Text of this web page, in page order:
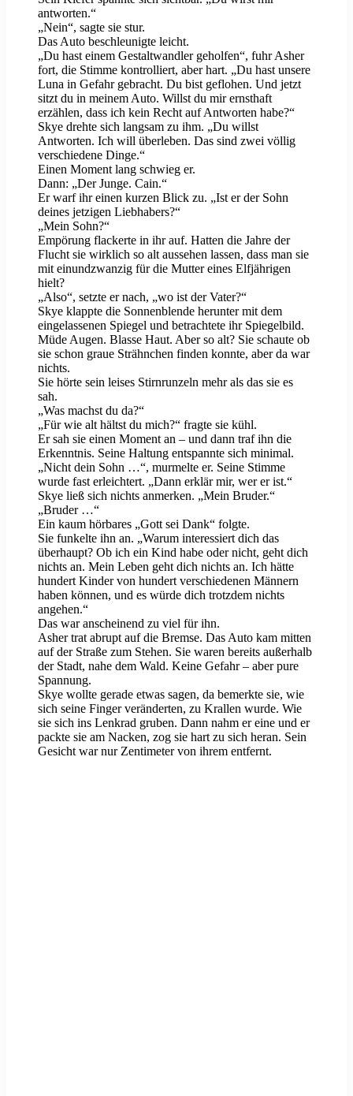
antworten.“
„Nein“, sagte sie stur.
Das Auto beschleunigte leicht.
„Du hast einem Gestaltwandler geholfen“, fuhr Asher
fort, die Stimme kontrolliert, aber hart. „Du hast unsere
Luna in Gefahr gebracht. Du bist geflohen. Und jetzt
sitzt du in meinem Auto. Willst du mir ernsthaft
erzählen, dass ich kein Recht auf Antworten habe?“
Skye drehte sich langsam zu ihm. „Du willst
Antworten. Ich will überleben. Das sind zwei völlig
verschiedene Dinge.“
Einen Moment lang schwieg er.
Dann: „Der Junge. Cain.“
Er warf ihr einen kurzen Blick zu. „Ist er der Sohn
deines jetzigen Liebhabers?“
„Mein Sohn?“
Empörung flackerte in ihr auf. Hatten die Jahre der
Flucht sie wirklich so alt aussehen lassen, dass man sie
mit einundzwanzig für die Mutter eines Elfjährigen
hielt?
„Also“, setzte er nach, „wo ist der Vater?“
Skye klappte die Sonnenblende herunter mit dem
eingelassenen Spiegel und betrachtete ihr Spiegelbild.
Müde Augen. Blasse Haut. Aber so alt? Sie schaute ob
sie schon graue Strähnchen finden konnte, aber da war
nichts.
Sie hörte sein leises Stirnrunzeln mehr als das sie es
sah.
„Was machst du da?“
„Für wie alt hältst du mich?“ fragte sie kühl.
Er sah sie einen Moment an – und dann traf ihn die
Erkenntnis. Seine Haltung entspannte sich minimal.
„Nicht dein Sohn …“, murmelte er. Seine Stimme
wurde fast erleichtert. „Dann erklär mir, wer er ist.“
Skye ließ sich nichts anmerken. „Mein Bruder.“
„Bruder …“
Ein kaum hörbares „Gott sei Dank“ folgte.
Sie funkelte ihn an. „Warum interessiert dich das
überhaupt? Ob ich ein Kind habe oder nicht, geht dich
nichts an. Mein Leben geht dich nichts an. Ich hätte
hundert Kinder von hundert verschiedenen Männern
haben können, und es würde dich trotzdem nichts
angehen.“
Das war anscheinend zu viel für ihn.
Asher trat abrupt auf die Bremse. Das Auto kam mitten
auf der Straße zum Stehen. Sie waren bereits außerhalb
der Stadt, nahe dem Wald. Keine Gefahr – aber pure
Spannung.
Skye wollte gerade etwas sagen, da bemerkte sie, wie
sich seine Finger veränderten, zu Krallen wurde. Wie
sie sich ins Lenkrad gruben. Dann nahm er eine und er
packte sie am Nacken, zog sie hart zu sich heran. Sein
Gesicht war nur Zentimeter von ihrem entfernt.